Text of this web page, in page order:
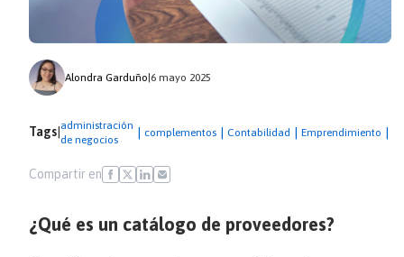
Alondra Garduño 6 mayo 2025
Tags administración
de negocios
complementos Contabilidad Emprendimiento
Compartir en
¿Qué es un catálogo de proveedores?